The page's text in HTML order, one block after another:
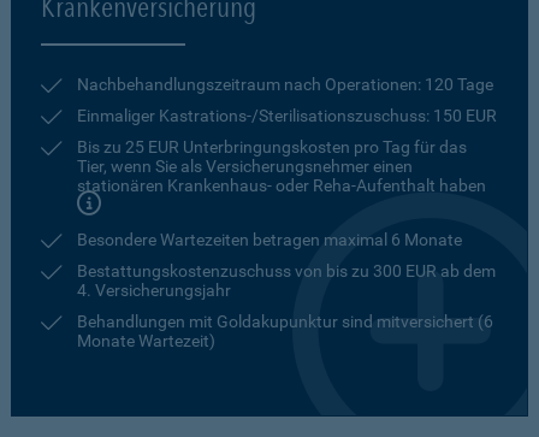
Nachbehandlungszeitraum nach Operationen: 120 Tage
Einmaliger Kastrations-/Sterilisationszuschuss: 150 EUR
Bis zu 25 EUR Unterbringungskosten pro Tag für das
Tier, wenn Sie als Versicherungsnehmer einen
stationären Krankenhaus- oder Reha-Aufenthalt haben
Besondere Wartezeiten betragen maximal 6 Monate
Bestattungskostenzuschuss von bis zu 300 EUR ab dem
4. Versicherungsjahr
Behandlungen mit Goldakupunktur sind mitversichert (6
Monate Wartezeit)